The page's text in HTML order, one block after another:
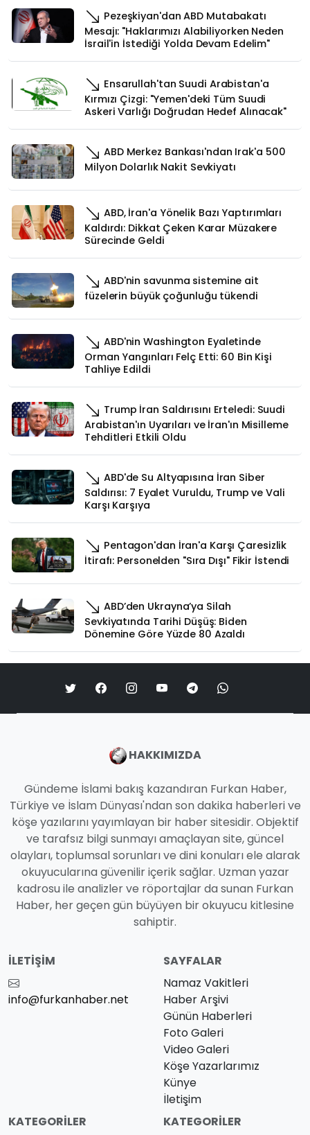
Pezeşkiyan'dan ABD Mutabakatı
Mesajı: "Haklarımızı Alabiliyorken Neden
İsrail'in İstediği Yolda Devam Edelim"
Ensarullah'tan Suudi Arabistan'a
Kırmızı Çizgi: "Yemen'deki Tüm Suudi
Askeri Varlığı Doğrudan Hedef Alınacak"
ABD Merkez Bankası'ndan Irak'a 500
Milyon Dolarlık Nakit Sevkiyatı
ABD, İran'a Yönelik Bazı Yaptırımları
Kaldırdı: Dikkat Çeken Karar Müzakere
Sürecinde Geldi
ABD'nin savunma sistemine ait
füzelerin büyük çoğunluğu tükendi
ABD'nin Washington Eyaletinde
Orman Yangınları Felç Etti: 60 Bin Kişi
Tahliye Edildi
Trump İran Saldırısını Erteledi: Suudi
Arabistan'ın Uyarıları ve İran'ın Misilleme
Tehditleri Etkili Oldu
ABD'de Su Altyapısına İran Siber
Saldırısı: 7 Eyalet Vuruldu, Trump ve Vali
Karşı Karşıya
Pentagon'dan İran'a Karşı Çaresizlik
İtirafı: Personelden "Sıra Dışı" Fikir İstendi
ABD’den Ukrayna’ya Silah
Sevkiyatında Tarihi Düşüş: Biden
Dönemine Göre Yüzde 80 Azaldı
HAKKIMIZDA
Gündeme İslami bakış kazandıran Furkan Haber,
Türkiye ve İslam Dünyası'ndan son dakika haberleri ve
köşe yazılarını yayımlayan bir haber sitesidir. Objektif
ve tarafsız bilgi sunmayı amaçlayan site, güncel
olayları, toplumsal sorunları ve dini konuları ele alarak
okuyucularına güvenilir içerik sağlar. Uzman yazar
kadrosu ile analizler ve röportajlar da sunan Furkan
Haber, her geçen gün büyüyen bir okuyucu kitlesine
sahiptir.
İLETIŞIM
info@furkanhaber.net
SAYFALAR
Namaz Vakitleri
Haber Arşivi
Günün Haberleri
Foto Galeri
Video Galeri
Köşe Yazarlarımız
Künye
İletişim
KATEGORILER
KATEGORILER